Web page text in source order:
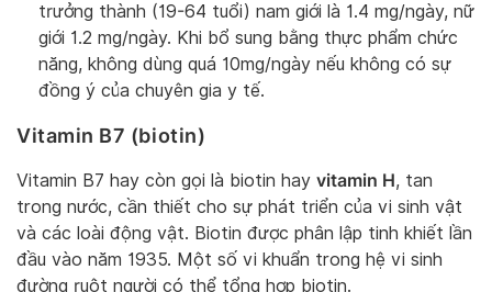
trưởng thành (19-64 tuổi) nam giới là 1.4 mg/ngày, nữ
giới 1.2 mg/ngày. Khi bổ sung bằng thực phẩm chức
năng, không dùng quá 10mg/ngày nếu không có sự
đồng ý của chuyên gia y tế.
Vitamin B7 (biotin)
Vitamin B7 hay còn gọi là biotin hay vitamin H, tan
trong nước, cần thiết cho sự phát triển của vi sinh vật
và các loài động vật. Biotin được phân lập tinh khiết lần
đầu vào năm 1935. Một số vi khuẩn trong hệ vi sinh
đường ruột người có thể tổng hợp biotin.